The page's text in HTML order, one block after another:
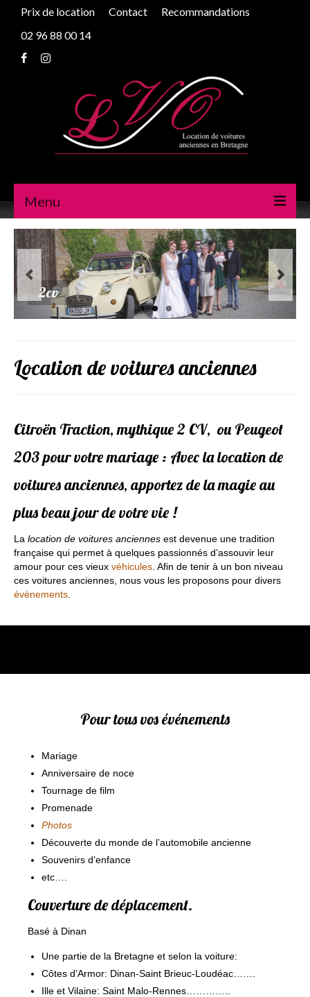
Prix de location Contact
Recommandations
02 96 88 00 14
Menu
Peugeot 203
Traction
2cv
203
2cv
Traction
Location de voitures anciennes
Citroën Traction, mythique 2 CV, ou Peugeot
203 pour votre mariage : Avec la location de
voitures anciennes, apportez de la magie au
plus beau jour de votre vie !
La location de voitures anciennes est devenue une tradition
française qui permet à quelques passionnés d’assouvir leur
amour pour ces vieux véhicules. Afin de tenir à un bon niveau
ces voitures anciennes, nous vous les proposons pour divers
évènements.
Pour tous vos événements
Mariage
Anniversaire de noce
Tournage de film
Promenade
Photos
Découverte du monde de l’automobile ancienne
Souvenirs d’enfance
etc….
Couverture de déplacement.
Basé à Dinan
Une partie de la Bretagne et selon la voiture:
Côtes d’Armor: Dinan-Saint Brieuc-Loudéac…….
Ille et Vilaine: Saint Malo-Rennes…………..